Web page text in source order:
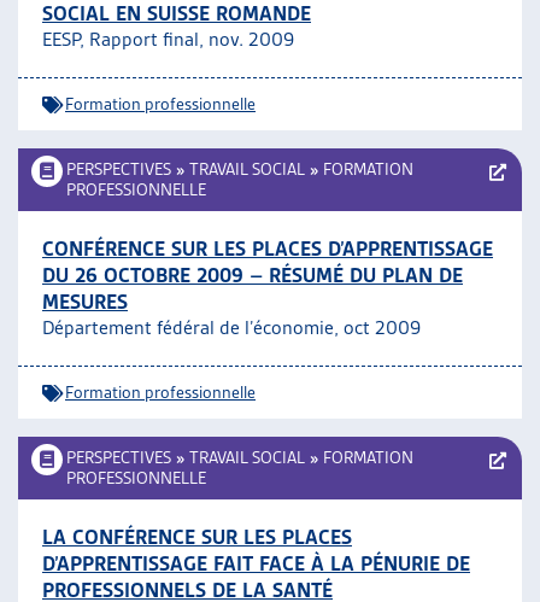
SOCIAL EN SUISSE ROMANDE
EESP, Rapport final, nov. 2009
Formation professionnelle
PERSPECTIVES » TRAVAIL SOCIAL » FORMATION
PROFESSIONNELLE
CONFÉRENCE SUR LES PLACES D’APPRENTISSAGE
DU 26 OCTOBRE 2009 – RÉSUMÉ DU PLAN DE
MESURES
Département fédéral de l’économie, oct 2009
Formation professionnelle
PERSPECTIVES » TRAVAIL SOCIAL » FORMATION
PROFESSIONNELLE
LA CONFÉRENCE SUR LES PLACES
D’APPRENTISSAGE FAIT FACE À LA PÉNURIE DE
PROFESSIONNELS DE LA SANTÉ